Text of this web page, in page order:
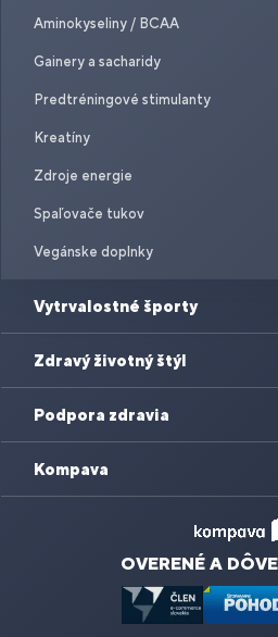
Aminokyseliny / BCAA
Gainery a sacharidy
Predtréningové stimulanty
Kreatíny
Zdroje energie
Spaľovače tukov
Vegánske doplnky
Vytrvalostné športy
Zdravý životný štýl
Podpora zdravia
Kompava
OVERENÉ A